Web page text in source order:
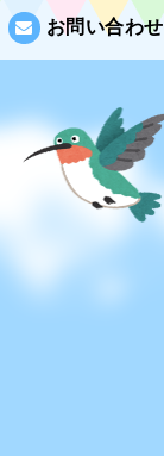
お問い合わせ